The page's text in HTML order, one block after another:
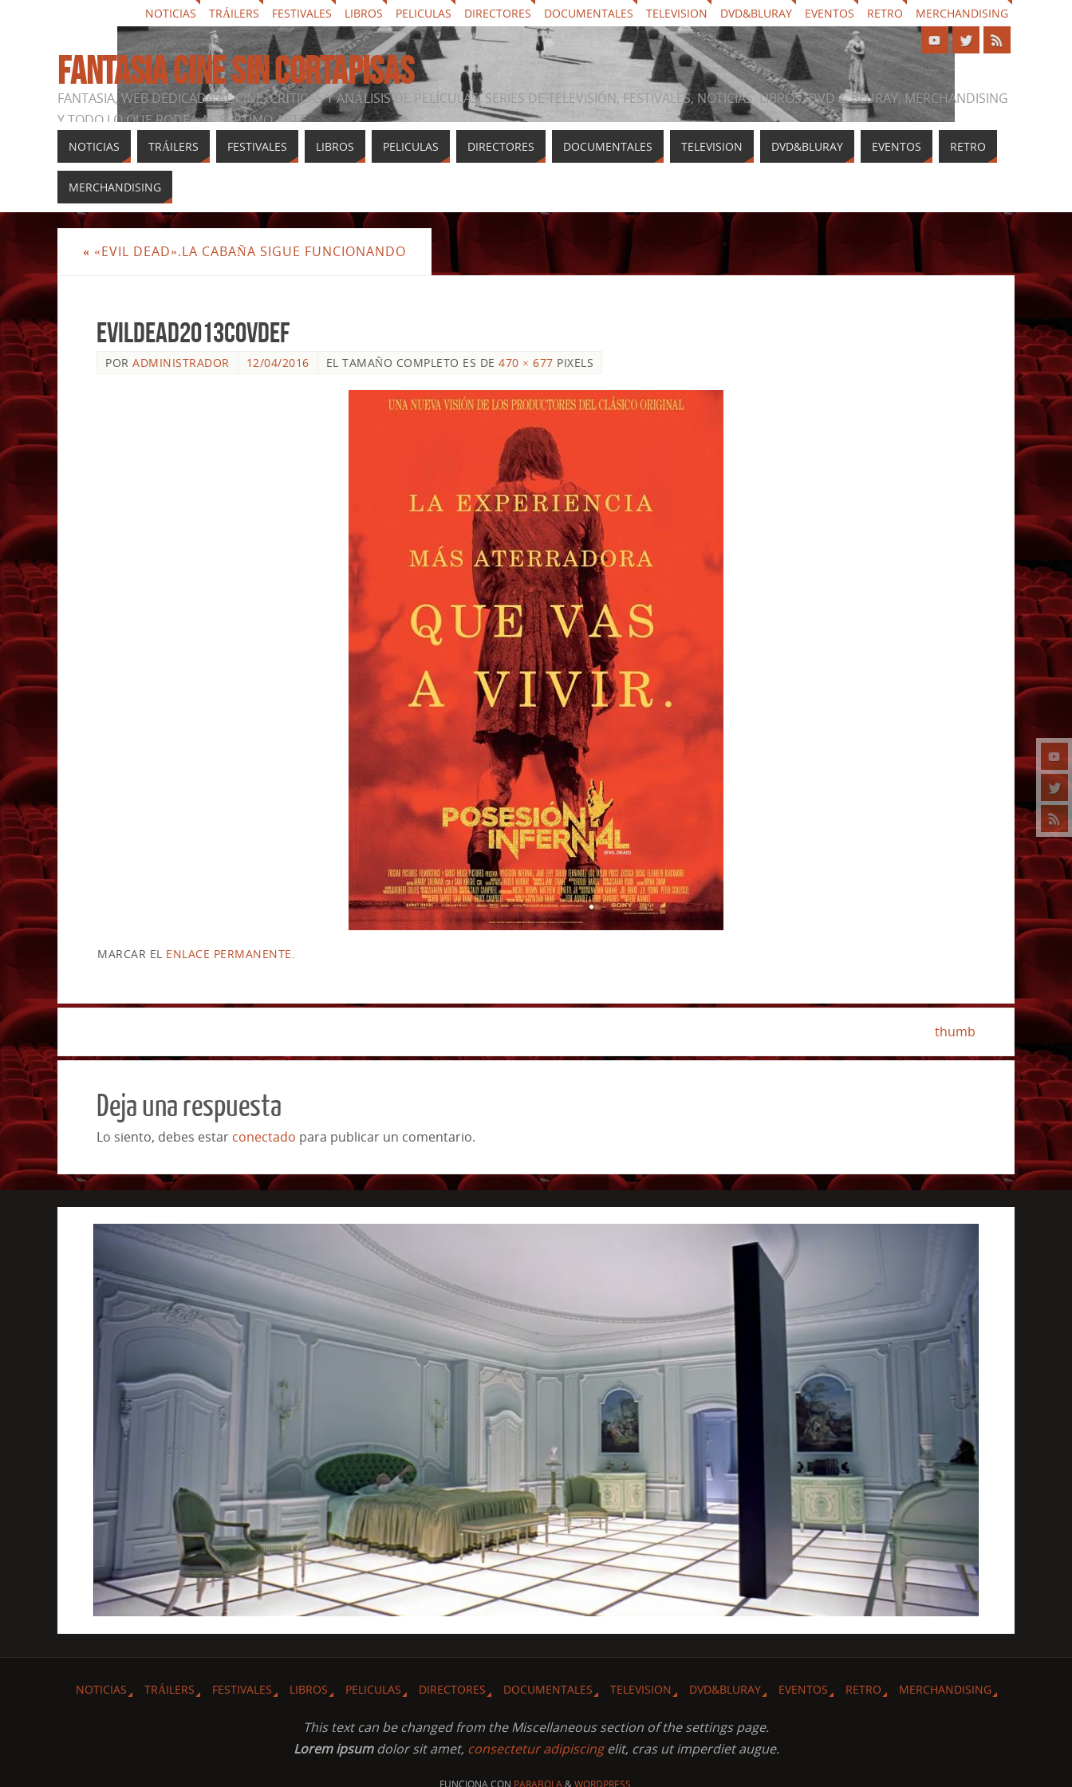
NOTICIAS TRÁILERS FESTIVALES LIBROS PELICULAS DIRECTORES DOCUMENTALES TELEVISION DVD&BLURAY EVENTOS RETRO MERCHANDISING
FANTASIA CINE SIN CORTAPISAS
FANTASIA, WEB DEDICADA AL CINE, CRÍTICAS Y ANÁLISIS DE PELÍCULAS, SERIES DE TELEVISIÓN, FESTIVALES, NOTICIAS, LIBROS, DVD & BLURAY, MERCHANDISING
Y TODO LO QUE RODEA AL SÉPTIMO ARTE
NOTICIAS TRÁILERS FESTIVALES LIBROS PELICULAS DIRECTORES DOCUMENTALES TELEVISION DVD&BLURAY EVENTOS RETRO
MERCHANDISING
« «EVIL DEAD».LA CABAÑA SIGUE FUNCIONANDO
evildead2013covdef
POR ADMINISTRADOR 12/04/2016 EL TAMAÑO COMPLETO ES DE 470 × 677 PIXELS
MARCAR EL ENLACE PERMANENTE
thumb
Deja una respuesta
Lo siento, debes estar conectado para publicar un comentario.
NOTICIAS TRÁILERS FESTIVALES LIBROS PELICULAS DIRECTORES DOCUMENTALES TELEVISION DVD&BLURAY EVENTOS RETRO MERCHANDISING
This text can be changed from the Miscellaneous section of the settings page.
Lorem ipsumdolor sit amet, consectetur adipiscingelit, cras ut imperdiet augue.